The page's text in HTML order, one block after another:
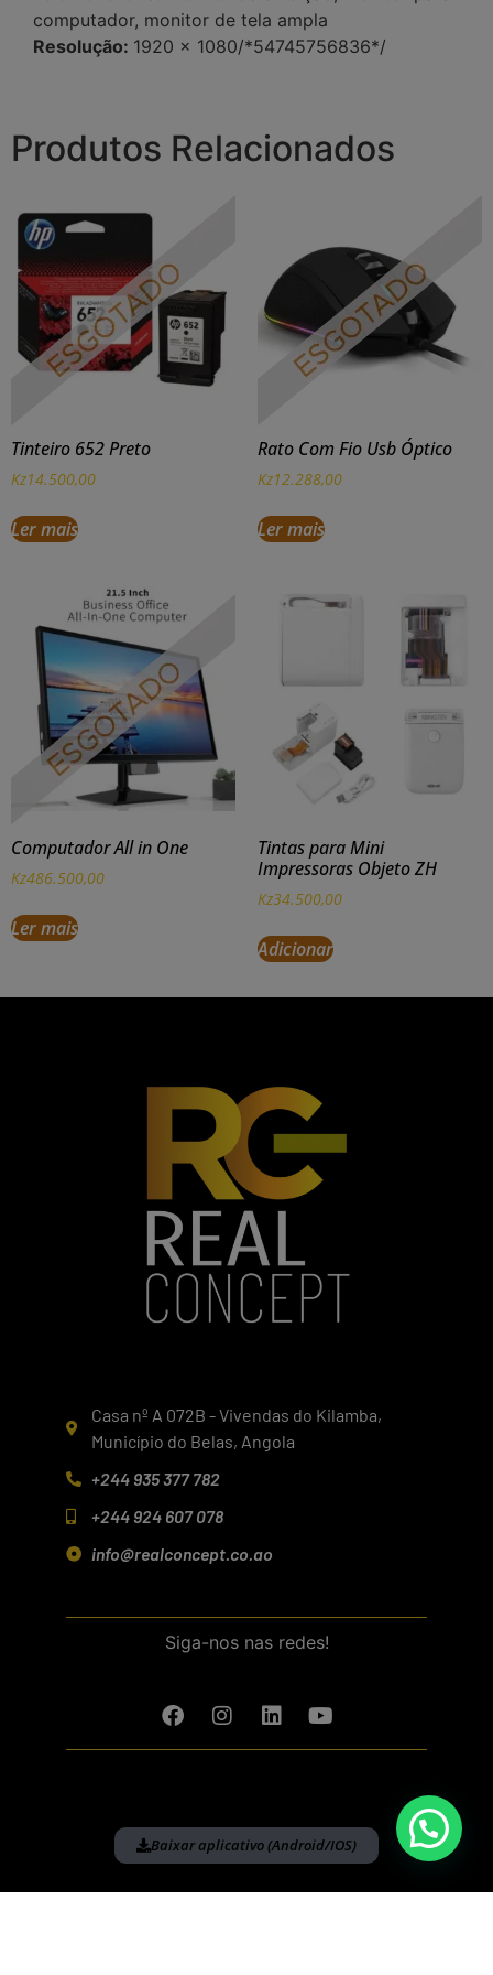
computador, monitor de tela ampla
Resolução: 1920 x 1080/*54745756836*/
Produtos Relacionados
Tinteiro 652 Preto
Kz14.500,00
Ler mais
Rato Com Fio Usb Óptico
Kz12.288,00
Ler mais
Computador All in One
Kz486.500,00
Ler mais
Tintas para Mini
Impressoras Objeto ZH
Kz34.500,00
Adicionar
Casa nº A 072B - Vivendas do Kilamba,
Município do Belas, Angola
+244 935 377 782
+244 924 607 078
info@realconcept.co.ao
Siga-nos nas redes!
Baixar aplicativo (Android/IOS)